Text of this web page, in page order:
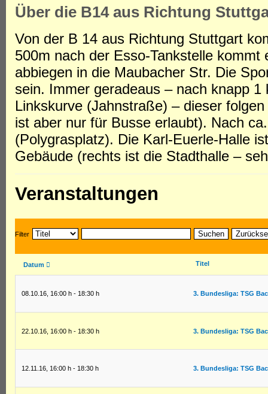
Über die B14 aus Richtung
Von der B 14 aus Richtung Stuttgart
500m nach der Esso-Tankstelle
abbiegen in die Maubacher Str. Die
sein. Immer geradeaus – nach knapp
Linkskurve (Jahnstraße) – dieser
ist aber nur für Busse erlaubt). Nach
(Polygrasplatz). Die Karl-Euerle-Halle
Gebäude (rechts ist die Stadthalle –
Veranstaltungen
Filter Suchen
Datum Titel
08.10.16, 16:00 h - 18:30 h 3. Bundesliga: TSG
22.10.16 16:00 h - 18:30 h 3. Bundesliga: TSG
12.11.16 16:00 h - 18:30 h 3. Bundesliga: TSG